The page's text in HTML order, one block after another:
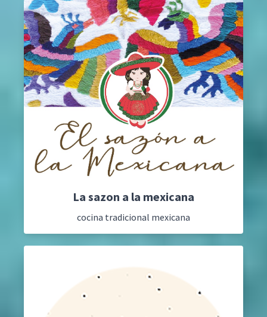
La sazon a la mexicana
cocina tradicional mexicana